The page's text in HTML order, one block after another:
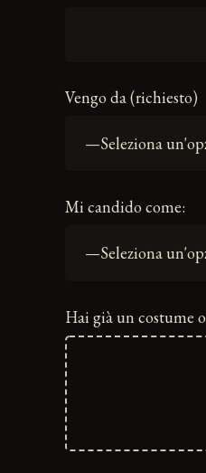
Vengo da (richiesto)
Mi candido come:
Hai già un costume